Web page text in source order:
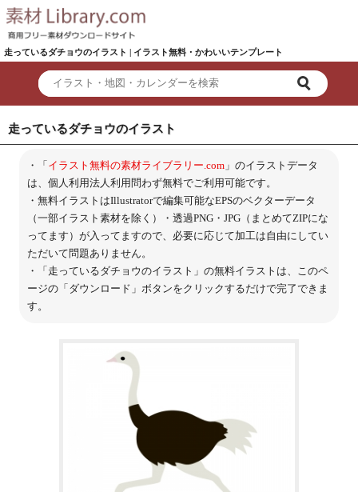
走っているダチョウのイラスト | イラスト無料・かわいいテンプレート
走っているダチョウのイラスト
・「イラスト無料の素材ライブラリー.com」のイラストデータ
は、個人利用法人利用問わず無料でご利用可能です。
・無料イラストはIllustratorで編集可能なEPSのベクターデータ
（一部イラスト素材を除く）・透過PNG・JPG（まとめてZIPにな
ってます）が入ってますので、必要に応じて加工は自由にしてい
ただいて問題ありません。
・「走っているダチョウのイラスト」の無料イラストは、このペ
ージの「ダウンロード」ボタンをクリックするだけで完了できま
す。